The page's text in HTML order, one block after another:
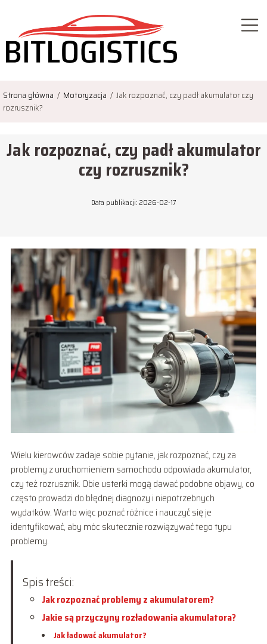
Strona główna / Motoryzacja / Jak rozpoznać, czy padł akumulator czy
rozrusznik?
Jak rozpoznać, czy padł akumulator
czy rozrusznik?
Data publikacji: 2026-02-17
Wielu kierowców zadaje sobie pytanie, jak rozpoznać, czy za
problemy z uruchomieniem samochodu odpowiada akumulator,
czy też rozrusznik. Obie usterki mogą dawać podobne objawy, co
często prowadzi do błędnej diagnozy i niepotrzebnych
wydatków. Warto więc poznać różnice i nauczyć się je
identyfikować, aby móc skutecznie rozwiązywać tego typu
problemy.
Spis treści:
Jak rozpoznać problemy z akumulatorem?
Jakie są przyczyny rozładowania akumulatora?
Jak ładować akumulator?